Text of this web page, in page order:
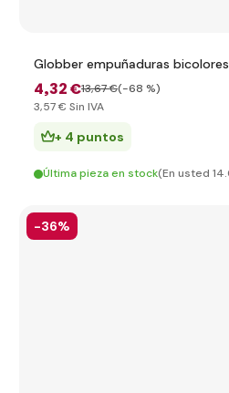
Globber empuñaduras
4,32 €13,67 €(-68 %)
3,57 € Sin IVA
+ 4 puntos
Última pieza en stock(En usted
-36%